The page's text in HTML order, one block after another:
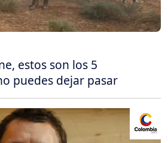
estos son los 5
puedes dejar pasar